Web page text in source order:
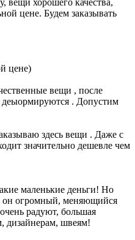
цене. Будем заказывать
цене)
вещи , после
деыормируются . Допустим
здесь вещи . Даже с
значительно дешевле чем
маленькие деньги! Но
он огромный, меняющийся
радуют, большая
дизайнерам, швеям!